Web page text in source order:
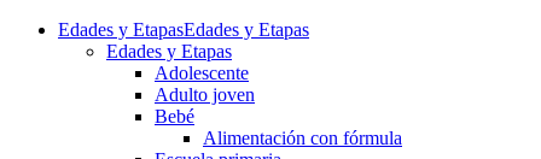
Edades y EtapasEdades y Etapas
Edades y Etapas
Adolescente
Adulto joven
Bebé
Alimentación con fórmula